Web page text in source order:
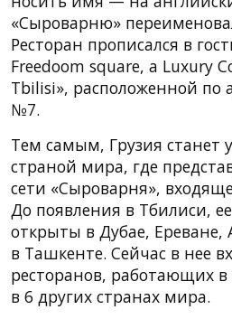
«Сыроварню»
Ресторан прописался в
Freedoom square, a Luxury
Tbilisi», расположенной по
№7.
Тем самым, Грузия станет
страной мира, где
сети «Сыроварня»,
До появления в Тбилиси,
открыты в Дубае,
в Ташкенте. Сейчас в нее
ресторанов, работающих в
в 6 других странах мира.